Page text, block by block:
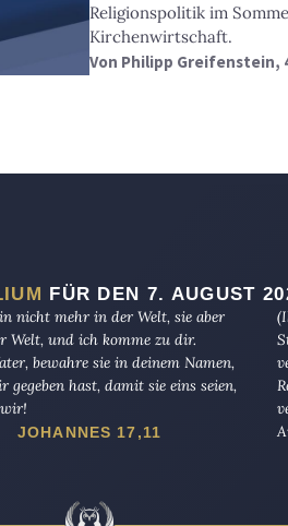
Religionspolitik im
Kirchenwirtschaft.
Von Philipp Greifenstein,
FÜR DEN 7. AUGUST
nicht mehr in der Welt, sie aber
Welt, und ich komme zu dir.
bewahre sie in deinem Namen,
gegeben hast, damit sie eins seien,
JOHANNES 17,11